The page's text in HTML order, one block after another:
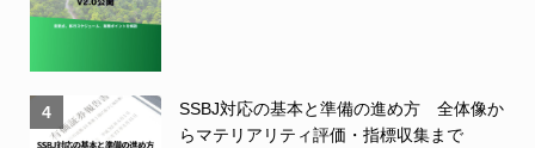
4
SSBJ対応の基本と準備の進め方 全体像か
らマテリアリティ評価・指標収集まで